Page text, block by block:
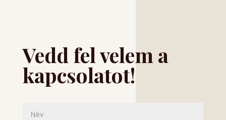
Vedd fel velem a
kapcsolatot!